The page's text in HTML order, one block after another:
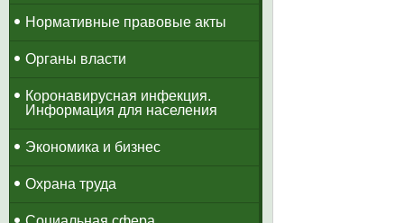
Нормативные правовые акты
Органы власти
Коронавирусная инфекция.
Информация для населения
Экономика и бизнес
Охрана труда